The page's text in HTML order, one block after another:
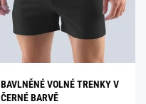
BAVLNĚNÉ VOLNÉ TRENKY V
ČERNÉ BARVĚ